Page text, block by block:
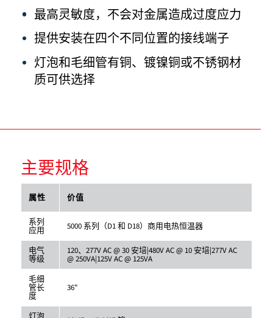
最高灵敏度，不会对金属造成过度应力
提供安装在四个不同位置的接线端子
灯泡和毛细管有铜、镀镍铜或不锈钢材
质可供选择
主要规格
属性 价值
系列
应用 5000 系列（D1 和 D18）商用电热恒温器
电气
等级
120、277V AC @ 30 安培|480V AC @ 10 安培|277V AC
@ 250VA|125V AC @ 125VA
毛细
管长
度
36"